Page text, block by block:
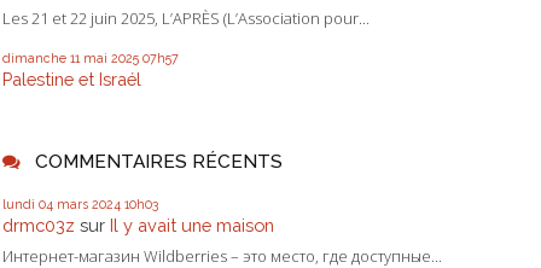
Les 21 et 22 juin 2025, L’APRÈS (L’Association pour...
dimanche 11 mai 2025 07h57
Palestine et Israél
COMMENTAIRES RÉCENTS
lundi 04 mars 2024 10h03
drmc03z sur Il y avait une maison
Интернет-магазин Wildberries – это место, где доступные...